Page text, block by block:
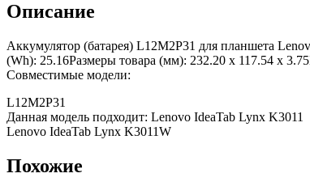
Описание
Аккумулятор (батарея) L12M2P31 для планшета
(Wh): 25.16Размеры товара (мм): 232.20 x 117.54 x
Совместимые модели:
L12M2P31
Данная модель подходит: Lenovo IdeaTab Lynx K3011
Lenovo IdeaTab Lynx K3011W
Похожие